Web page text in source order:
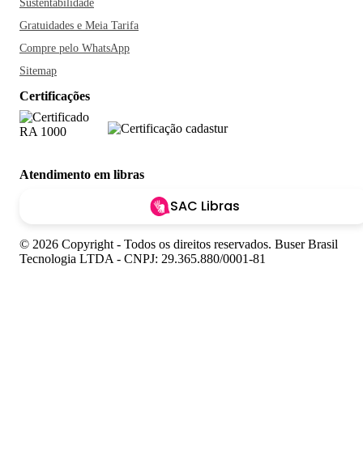
Sustentabilidade
Gratuidades e Meia Tarifa
Compre pelo WhatsApp
Sitemap
Certificações
Atendimento em libras
SAC Libras
© 2026 Copyright - Todos os direitos reservados. Buser Brasil
Tecnologia LTDA - CNPJ: 29.365.880/0001-81